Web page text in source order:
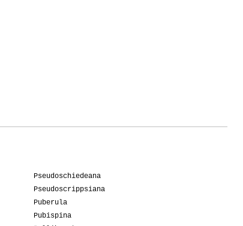
Pseudoschiedeana
Pseudoscrippsiana
Puberula
Pubispina